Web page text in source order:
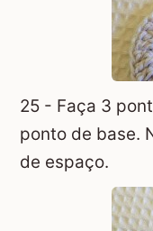
25 - Faça 3
ponto de base.
de espaço.